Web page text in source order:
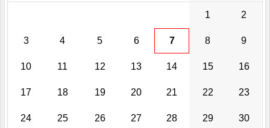
1 2
3 4 5 6 7 8 9
10 11 12 13 14 15 16
17 18 19 20 21 22 23
24 25 26 27 28 29 30